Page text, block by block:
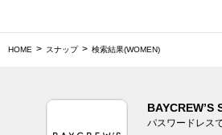
HOME スナップ 検索結果(WOMEN)
BAYCREW’S
パスワードレス